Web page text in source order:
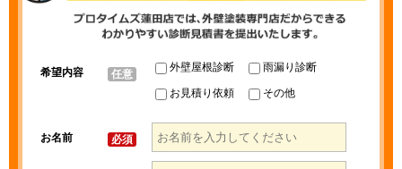
希望内容 任意
外壁屋根診断 雨漏り診断
お見積り依頼 その他
お名前 必須